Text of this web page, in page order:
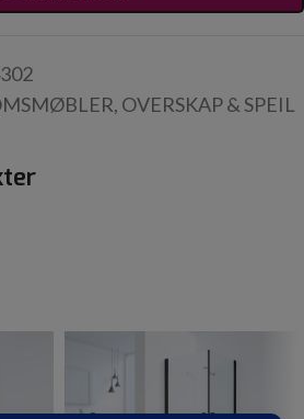
, OVERSKAP & SPEIL